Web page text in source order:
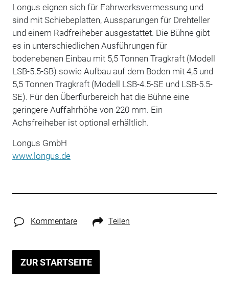
Longus eignen sich für Fahrwerksvermessung und
sind mit Schiebeplatten, Aussparungen für Drehteller
und einem Radfreiheber ausgestattet. Die Bühne gibt
es in unterschiedlichen Ausführungen für
bodenebenen Einbau mit 5,5 Tonnen Tragkraft (Modell
LSB-5.5-SB) sowie Aufbau auf dem Boden mit 4,5 und
5,5 Tonnen Tragkraft (Modell LSB-4.5-SE und LSB-5.5-
SE). Für den Überflurbereich hat die Bühne eine
geringere Auffahrhöhe von 220 mm. Ein
Achsfreiheber ist optional erhältlich.
Longus GmbH
www.longus.de
Kommentare Teilen
ZUR STARTSEITE